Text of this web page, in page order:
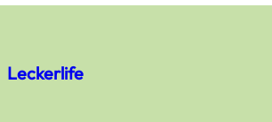
Leckerlife